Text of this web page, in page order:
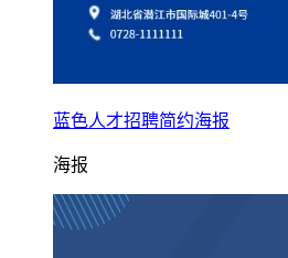
蓝色人才招聘简约海报
海报